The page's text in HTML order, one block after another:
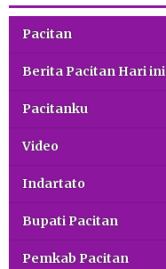
Pacitan
Berita Pacitan Hari ini
Pacitanku
Video
Indartato
Bupati Pacitan
Pemkab Pacitan